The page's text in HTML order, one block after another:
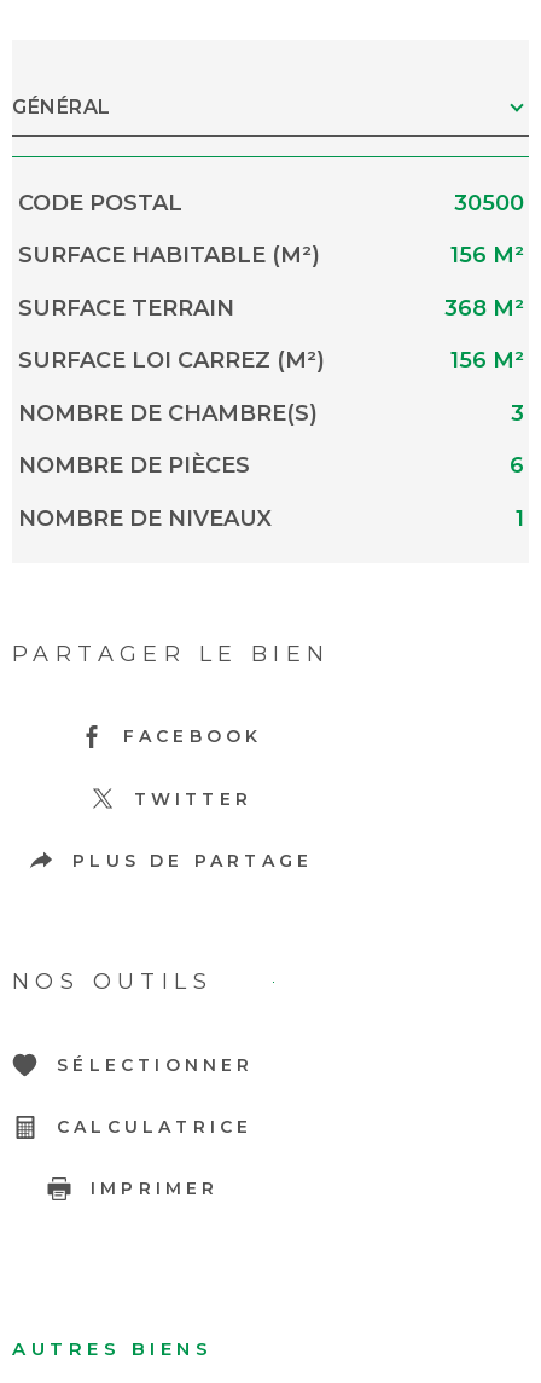
GÉNÉRAL
Caractérisque Valeurs
CODE POSTAL
30500
SURFACE HABITABLE (M²)
156 M²
SURFACE TERRAIN
368 M²
SURFACE LOI CARREZ (M²)
156 M²
NOMBRE DE CHAMBRE(S)
3
NOMBRE DE PIÈCES
6
NOMBRE DE NIVEAUX
1
PARTAGER LE BIEN
FACEBOOK
TWITTER
PLUS DE PARTAGE
NOS OUTILS
SÉLECTIONNER
CALCULATRICE
IMPRIMER
AUTRES BIENS